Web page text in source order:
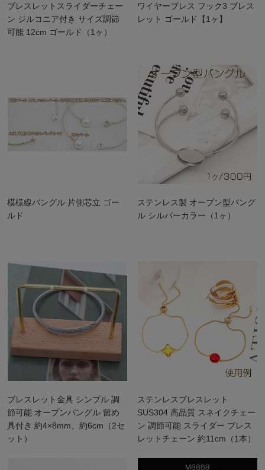
ブレスレットスライダーチェー
ン ジルコニア付き サイズ調節
可能 12cm ゴールド（1ヶ）
ワイヤーブレス フック3 ブレス
レット ゴールド【1ヶ】
模様線バングル 片側芯立 ゴー
ルド
ステンレス製 オープン型バング
ル シルバーカラー（1ヶ）
ブレスレット金具 シンプル 調
節可能 オープンバングル 留め
具付き 約4×8mm、約6cm（2セ
ット）
ステンレスブレスレット
SUS304 高品質 スネイクチェー
ン 調節可能 スライダー ブレス
レットチェーン 約11cm（1本）